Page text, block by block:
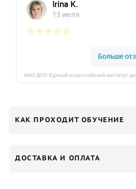
КАК ПРОХОДИТ ОБУЧЕНИЕ
ДОСТАВКА И ОПЛАТА